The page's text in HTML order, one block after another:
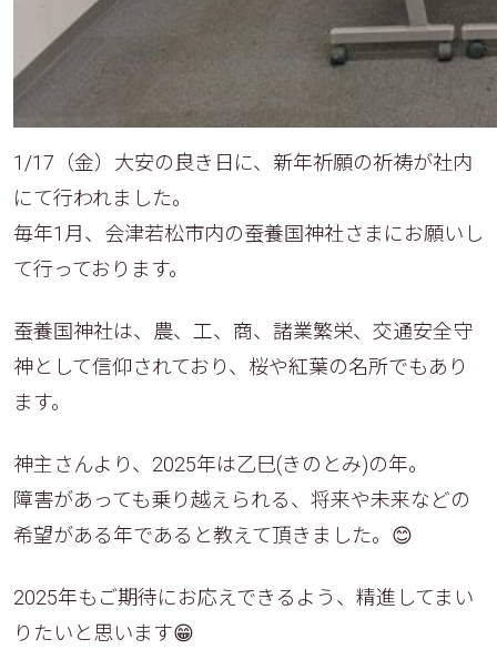
1/17（金）大安の良き日に、新年祈願の祈祷が社内
にて行われました。
毎年1月、会津若松市内の蚕養国神社さまにお願いし
て行っております。
蚕養国神社は、農、工、商、諸業繁栄、交通安全守
神として信仰されており、桜や紅葉の名所でもあり
ます。
神主さんより、2025年は乙巳(きのとみ)の年。
障害があっても乗り越えられる、将来や未来などの
希望がある年であると教えて頂きました。😊
2025年もご期待にお応えできるよう、精進してまい
りたいと思い‍ます😁